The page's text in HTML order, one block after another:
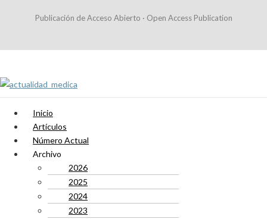
Publicación de Acceso Abierto · Open Access Publication
Inicio
Artículos
Número Actual
Archivo
2026
2025
2024
2023